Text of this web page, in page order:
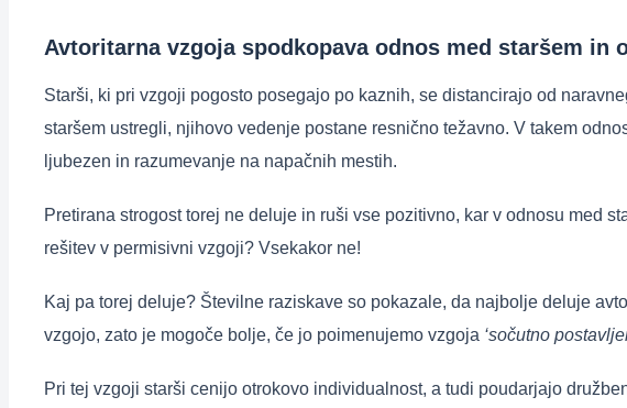
Avtoritarna vzgoja spodkopava odnos med staršem in
Starši, ki pri vzgoji pogosto posegajo po kaznih, se distancirajo od
staršem ustregli, njihovo vedenje postane resnično težavno. V takem
ljubezen in razumevanje na napačnih mestih.
Pretirana strogost torej ne deluje in ruši vse pozitivno, kar v odnosu med
rešitev v permisivni vzgoji? Vsekakor ne!
Kaj pa torej deluje? Številne raziskave so pokazale, da najbolje deluje
vzgojo, zato je mogoče bolje, če jo poimenujemo vzgoja ‘sočutno
Pri tej vzgoji starši cenijo otrokovo individualnost, a tudi poudarjajo